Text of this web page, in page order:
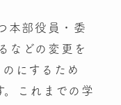
本部役員・委
などの変更を
にするため
これまでの学